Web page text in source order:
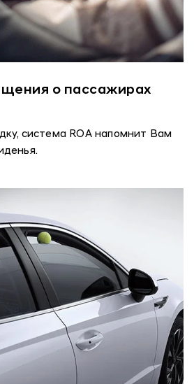
о пассажирах
система ROA напомнит Вам